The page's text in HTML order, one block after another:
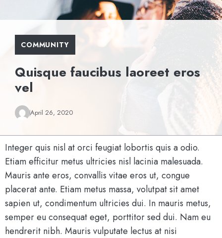
COMMUNITY
Quisque faucibus laoreet eros
vel
April 26, 2020
Integer quis nisl at orci feugiat lobortis quis a odio.
Etiam efficitur metus ultricies nisl lacinia malesuada.
Mauris ante eros, convallis vitae eros ut, congue
placerat ante. Etiam metus massa, volutpat sit amet
sapien ut, condimentum ultricies dui. In mauris metus,
semper eu consequat eget, porttitor sed dui. Nam eu
hendrerit nibh. Mauris vulputate lectus at nisi